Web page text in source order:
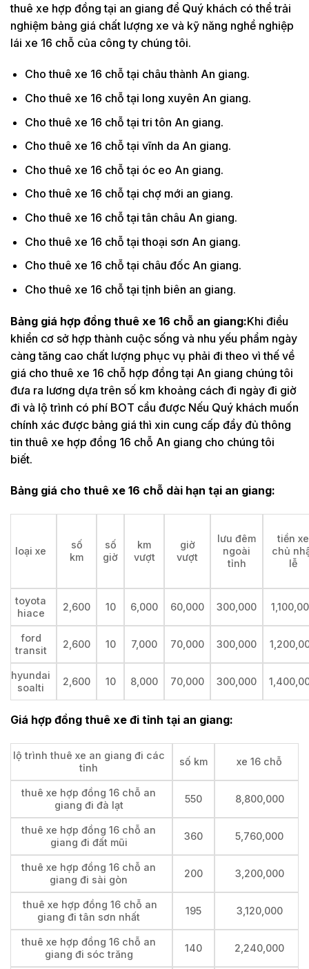
thuê xe hợp đồng tại an giang để Quý khách có thể trải
nghiệm bảng giá chất lượng xe và kỹ năng nghề nghiệp
lái xe 16 chỗ của công ty chúng tôi.
Cho thuê xe 16 chỗ tại châu thành An giang.
Cho thuê xe 16 chỗ tại long xuyên An giang.
Cho thuê xe 16 chỗ tại tri tôn An giang.
Cho thuê xe 16 chỗ tại vĩnh da An giang.
Cho thuê xe 16 chỗ tại óc eo An giang.
Cho thuê xe 16 chỗ tại chợ mới an giang.
Cho thuê xe 16 chỗ tại tân châu An giang.
Cho thuê xe 16 chỗ tại thoại sơn An giang.
Cho thuê xe 16 chỗ tại châu đốc An giang.
Cho thuê xe 16 chỗ tại tịnh biên an giang.
Bảng giá hợp đồng thuê xe 16 chỗ an giang:Khi điều
khiển cơ sở hợp thành cuộc sống và nhu yếu phẩm ngày
càng tăng cao chất lượng phục vụ phải đi theo vì thế về
giá cho thuê xe 16 chỗ hợp đồng tại An giang chúng tôi
đưa ra lương dựa trên số km khoảng cách đi ngày đi giờ
đi và lộ trình có phí BOT cầu được Nếu Quý khách muốn
chính xác được bảng giá thì xin cung cấp đầy đủ thông
tin thuê xe hợp đồng 16 chỗ An giang cho chúng tôi
biết.
Bảng giá cho thuê xe 16 chỗ dài hạn tại an giang:
loại xe
số
km
số
giờ
km
vượt
giờ
vượt
lưu đêm
ngoài
tỉnh
tiền xe
chủ
lễ
toyota
hiace
2,600 10 6,000 60,000 300,000
ford
transit
2,600 10 7,000 70,000 300,000
hyundai
soalti
2,600 10 8,000 70,000 300,000
Giá hợp đồng thuê xe đi tỉnh tại an giang:
lộ trình thuê xe an giang đi các
tỉnh
số km xe 16 chỗ
thuê xe hợp đồng 16 chỗ an
giang đi đà lạt
550 8,800,000
thuê xe hợp đồng 16 chỗ an
giang đi đất mũi
360 5,760,000
thuê xe hợp đồng 16 chỗ an
giang đi sài gòn
200 3,200,000
thuê xe hợp đồng 16 chỗ an
giang đi tân sơn nhất
195 3,120,000
thuê xe hợp đồng 16 chỗ an
giang đi sóc trăng
140 2,240,000